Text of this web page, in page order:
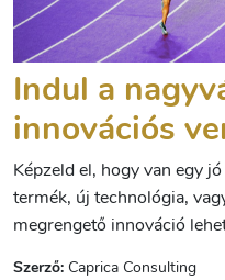
Indul a
innovációs
Képzeld el, hogy van egy
termék, új technológia,
megrengető innováció
Szerző: Caprica Consulting